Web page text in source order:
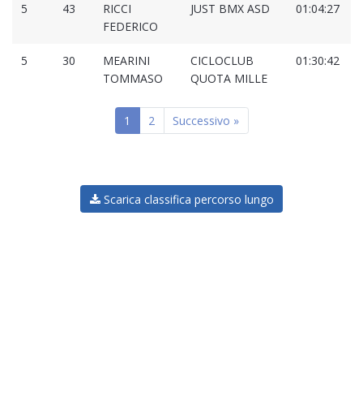
5 43
RICCI
FEDERICO
JUST BMX ASD 01:04:27
5 30
MEARINI
TOMMASO
CICLOCLUB
QUOTA MILLE
01:30:42
1 2 Successivo »
Scarica classifica percorso lungo